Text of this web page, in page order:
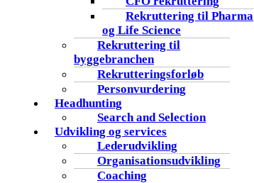
Rekruttering til Pharma
og Life Science
Rekruttering til
byggebranchen
Rekrutteringsforløb
Personvurdering
Headhunting
Search and Selection
Udvikling og services
Lederudvikling
Organisationsudvikling
Coaching